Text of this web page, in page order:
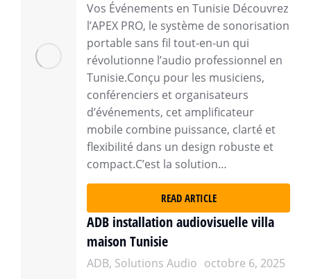
Vos Événements en Tunisie Découvrez
l’APEX PRO, le système de sonorisation
portable sans fil tout-en-un qui
révolutionne l’audio professionnel en
Tunisie.Conçu pour les musiciens,
conférenciers et organisateurs
d’événements, cet amplificateur
mobile combine puissance, clarté et
flexibilité dans un design robuste et
compact.C’est la solution…
READ ARTICLE
ADB installation audiovisuelle villa
maison Tunisie
ADB, Solutions Audio octobre 6, 2025